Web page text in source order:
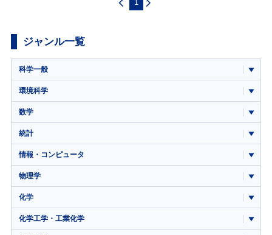
1
ジャンル一覧
科学一般
環境科学
数学
統計
情報・コンピュータ
物理学
化学
化学工学・工業化学